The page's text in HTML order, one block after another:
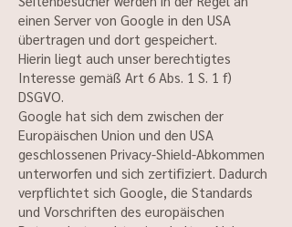
einen Server von Google in den USA
übertragen und dort gespeichert.
Hierin liegt auch unser berechtigtes
Interesse gemäß Art 6 Abs. 1 S. 1 f)
DSGVO.
Google hat sich dem zwischen der
Europäischen Union und den USA
geschlossenen Privacy-Shield-Abkommen
unterworfen und sich zertifiziert. Dadurch
verpflichtet sich Google, die Standards
und Vorschriften des europäischen